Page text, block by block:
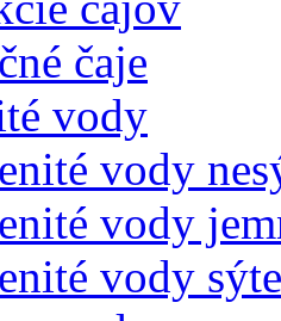
čaje
vody
vody
vody
vody